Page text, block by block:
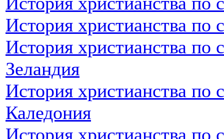
История христианства по
История христианства по
Зеландия
История христианства по
Каледония
История христианства по